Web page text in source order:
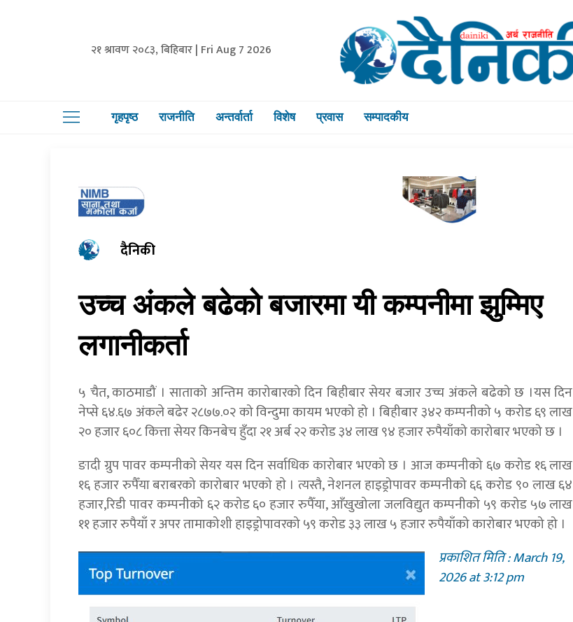
२१ श्रावण २०८३, बिहिबार | Fri Aug 7 2026
गृहपृष्ठ राजनीति अन्तर्वार्ता विशेष प्रवास सम्पादकीय
दैनिकी
उच्च अंकले बढेको बजारमा यी कम्पनीमा झुम्मिए
लगानीकर्ता
५ चैत, काठमाडौं । साताको अन्तिम कारोबारको दिन बिहीबार सेयर बजार उच्च अंकले बढेको छ ।यस दिन
नेप्से ६४.६७ अंकले बढेर २८७७.०२ को विन्दुमा कायम भएको हो । बिहीबार ३४२ कम्पनीको ५ करोड ६९ लाख
२० हजार ६०८ कित्ता सेयर किनबेच हुँदा २१ अर्ब २२ करोड ३४ लाख ९४ हजार रुपैयाँको कारोबार भएको छ ।
ङादी ग्रुप पावर कम्पनीको सेयर यस दिन सर्वाधिक कारोबार भएको छ । आज कम्पनीको ६७ करोड १६ लाख
१६ हजार रुपैँया बराबरको कारोबार भएको हाे । त्यस्तै, नेशनल हाइड्रोपावर कम्पनीको ६६ करोड ९० लाख ६४
हजार,रिडी पावर कम्पनीको ६२ करोड ६० हजार रुपैँया, आँखुखोला जलविद्युत कम्पनीको ५९ करोड ५७ लाख
११ हजार रुपैयाँ र अपर तामाकोशी हाइड्रोपावरको ५९ करोड ३३ लाख ५ हजार रुपैयाँको कारोबार भएको हो ।
प्रकाशित मिति : March 19,
2026 at 3:12 pm